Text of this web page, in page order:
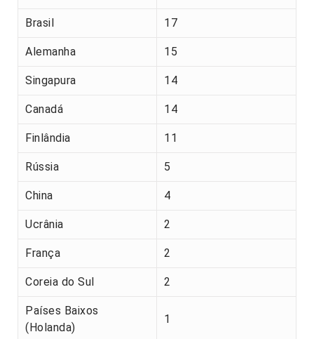
Brasil 17
Alemanha 15
Singapura 14
Canadá 14
Finlândia 11
Rússia 5
China 4
Ucrânia 2
França 2
Coreia do Sul 2
Países Baixos
(Holanda)
1